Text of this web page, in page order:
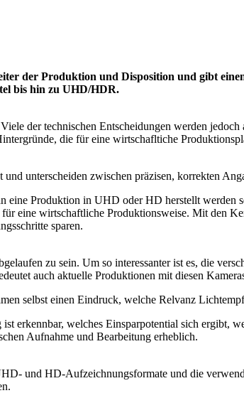
der Produktion und Disposition und gibt
bis hin zu UHD/HDR.
der technischen Entscheidungen werden
die für eine wirtschafltiche
unterscheiden zwischen präzisen, korrekten
eine Produktion in UHD oder HD herstellt
eine wirtschaftliche Produktionsweise. Mit den
sparen.
zu sein. Um so interessanter ist es, die
auch aktuelle Produktionen mit diesen
selbst einen Eindruck, welche Relvanz
erkennbar, welches Einsparpotential sich
Aufnahme und Bearbeitung erheblich.
und HD-Aufzeichnungsformate und die